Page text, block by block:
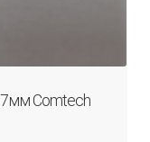
Comtech